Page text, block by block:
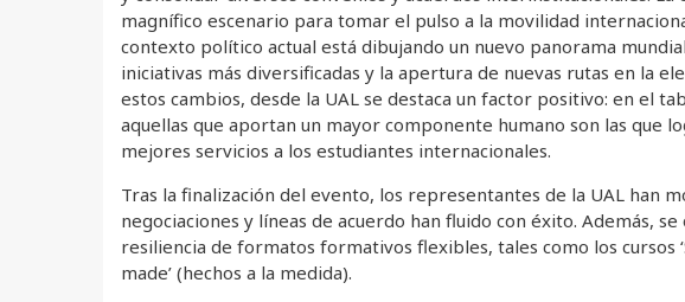
magnífico escenario para tomar el pulso a la movilidad
contexto político actual está dibujando un nuevo panorama
iniciativas más diversificadas y la apertura de nuevas rutas en la
estos cambios, desde la UAL se destaca un factor positivo: en el
aquellas que aportan un mayor componente humano son las que
mejores servicios a los estudiantes internacionales.
Tras la finalización del evento, los representantes de la UAL han
negociaciones y líneas de acuerdo han fluido con éxito. Además,
resiliencia de formatos formativos flexibles, tales como los cursos
made’ (hechos a la medida).